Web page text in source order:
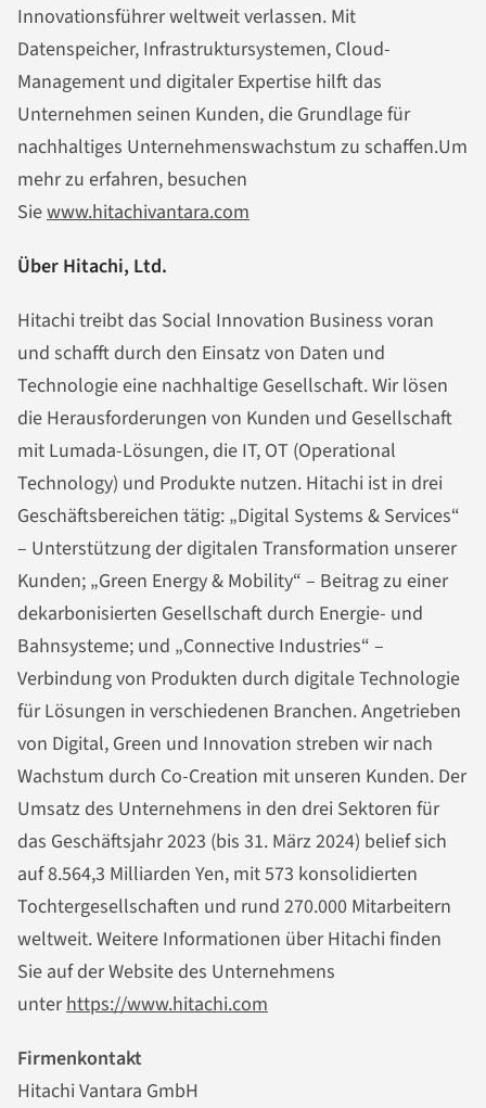
Innovationsführer weltweit verlassen. Mit
Datenspeicher, Infrastruktursystemen, Cloud-
Management und digitaler Expertise hilft das
Unternehmen seinen Kunden, die Grundlage für
nachhaltiges Unternehmenswachstum zu schaffen.Um
mehr zu erfahren, besuchen
Siewww.hitachivantara.com
Über Hitachi, Ltd.
Hitachi treibt das Social Innovation Business voran
und schafft durch den Einsatz von Daten und
Technologie eine nachhaltige Gesellschaft. Wir lösen
die Herausforderungen von Kunden und Gesellschaft
mit Lumada-Lösungen, die IT, OT (Operational
Technology) und Produkte nutzen. Hitachi ist in drei
Geschäftsbereichen tätig: „Digital Systems & Services“
– Unterstützung der digitalen Transformation unserer
Kunden; „Green Energy & Mobility“ – Beitrag zu einer
dekarbonisierten Gesellschaft durch Energie- und
Bahnsysteme; und „Connective Industries“ –
Verbindung von Produkten durch digitale Technologie
für Lösungen in verschiedenen Branchen. Angetrieben
von Digital, Green und Innovation streben wir nach
Wachstum durch Co-Creation mit unseren Kunden. Der
Umsatz des Unternehmens in den drei Sektoren für
das Geschäftsjahr 2023 (bis 31. März 2024) belief sich
auf 8.564,3 Milliarden Yen, mit 573 konsolidierten
Tochtergesellschaften und rund 270.000 Mitarbeitern
weltweit. Weitere Informationen über Hitachi finden
Sie auf der Website des Unternehmens
unterhttps://www.hitachi.com
Firmenkontakt
Hitachi Vantara GmbH